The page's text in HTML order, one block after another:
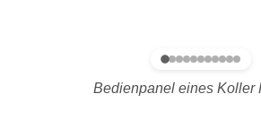
Bedienpanel eines Koller